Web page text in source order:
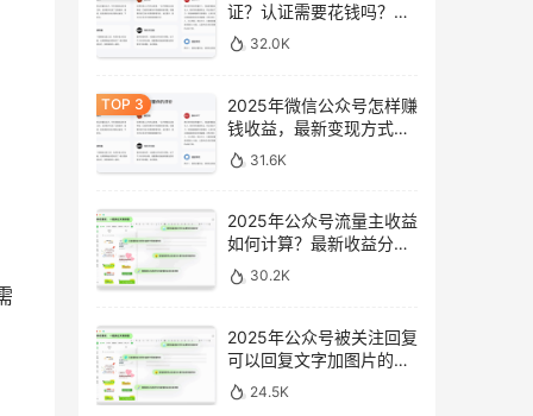
证？认证需要花钱吗？最
新完整指南
32.0K
2025年微信公众号怎样赚
钱收益，最新变现方式完
整指南
31.6K
2025年公众号流量主收益
如何计算？最新收益分析
与提升方法
30.2K
2025年公众号被关注回复
可以回复文字加图片的消
息吗？最新设置指南
24.5K